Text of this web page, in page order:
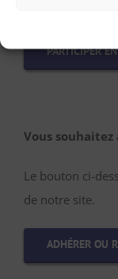
PARTICIPER
Vous
Le bouton ci-
de notre site.
ADHÉRER OU